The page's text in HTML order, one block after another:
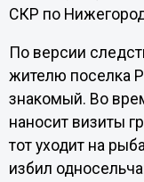
СКР по
По версии
жителю поселка
знакомый. Во
наносит визиты
тот уходит на
избил